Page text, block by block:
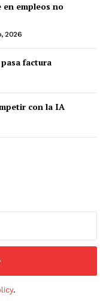
en empleos no
2026
factura
con la IA
.